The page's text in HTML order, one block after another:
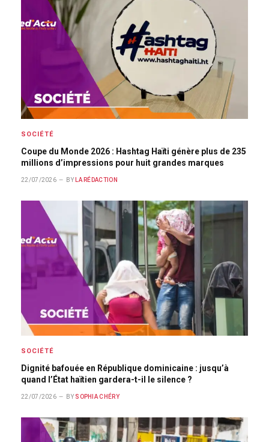
SOCIÉTÉ
Coupe du Monde 2026 : Hashtag Haïti génère plus de 235
millions d’impressions pour huit grandes marques
22/07/2026 BY LA RÉDACTION
SOCIÉTÉ
Dignité bafouée en République dominicaine : jusqu’à
quand l’État haïtien gardera-t-il le silence ?
22/07/2026 BY SOPHIA CHÉRY